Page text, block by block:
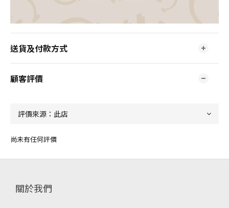
送貨及付款方式
顧客評價
尚未有任何評價
關於我們